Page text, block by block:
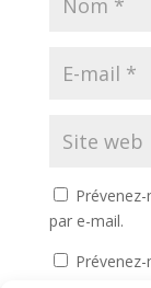
par e-mail.